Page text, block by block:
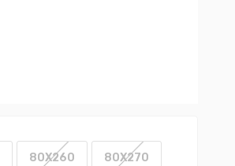
80X260 80X270